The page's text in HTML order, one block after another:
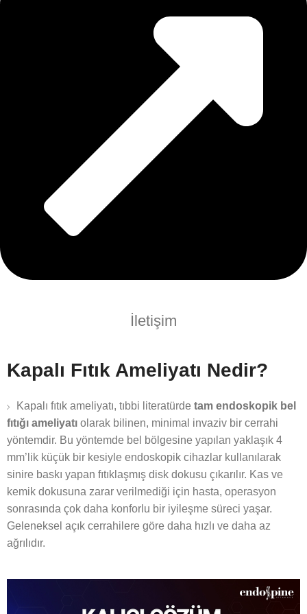
İletişim
Kapalı Fıtık Ameliyatı Nedir?
Kapalı fıtık ameliyatı, tıbbi literatürde tam endoskopik bel
fıtığı ameliyatı olarak bilinen, minimal invaziv bir cerrahi
yöntemdir. Bu yöntemde bel bölgesine yapılan yaklaşık 4
mm’lik küçük bir kesiyle endoskopik cihazlar kullanılarak
sinire baskı yapan fıtıklaşmış disk dokusu çıkarılır. Kas ve
kemik dokusuna zarar verilmediği için hasta, operasyon
sonrasında çok daha konforlu bir iyileşme süreci yaşar.
Geleneksel açık cerrahilere göre daha hızlı ve daha az
ağrılıdır.